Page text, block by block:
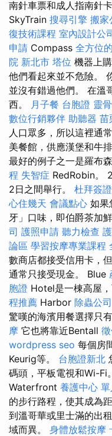
南針車票和成人指南針
SkyTrain 搜尋引擎 搬家
復技術課程 室內設計公
申請 Compass 全方位
院 新北市 塔位 機器上
他們看起來並不危險。
並沒有錯過他們。 在溫
西。 月子餐 台胞證 靈
數位行銷夥伴 助聽器 苗
人口眾多，所以這裡通
美餐館，供應漢堡和牛排
最好的例子之一是羅布
程 失智症 RedRobin。
2日之間舉行。 杜拜簽證
心住幾天 會議點心 如果
牙」口味，即伯爵茶加
司 護照申請 聽力檢查
論區 學習按摩專業課程
數商店都接受信用卡，
通常只接受現金。 Blue
胞證 Hotel是一棟高屋
程推薦 Harbor 除蟲公司
驚嘆的海濱用餐選擇只
摩 它也將靠近Bentall
wordpress seo 每個房
Keurig等。 台胞證新北
碼頭，平板電視和Wi-Fi
Waterfront 養護中心
的步行路程，使其成為
到溫哥華或里士滿的出
域而異。 身體放鬆按摩